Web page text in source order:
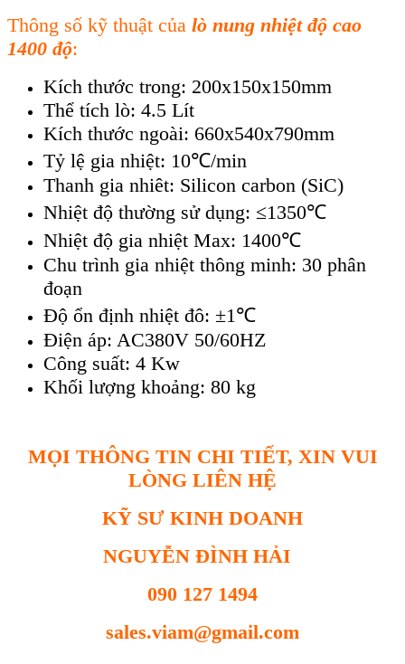
Thông số kỹ thuật của lò nung nhiệt độ cao
1400 độ:
Kích thước trong: 200x150x150mm
Thể tích lò: 4.5 Lít
Kích thước ngoài: 660x540x790mm
Tỷ lệ gia nhiệt: 10℃/min
Thanh gia nhiêt: Silicon carbon (SiC)
Nhiệt độ thường sử dụng: ≤1350℃
Nhiệt độ gia nhiệt Max: 1400℃
Chu trình gia nhiệt thông minh: 30 phân
đoạn
Độ ổn định nhiệt đô: ±1℃
Điện áp: AC380V 50/60HZ
Công suất: 4 Kw
Khối lượng khoảng: 80 kg
MỌI THÔNG TIN CHI TIẾT, XIN VUI
LÒNG LIÊN HỆ
KỸ SƯ KINH DOANH
NGUYỄN ĐÌNH HẢI
090 127 1494
sales.viam@gmail.com